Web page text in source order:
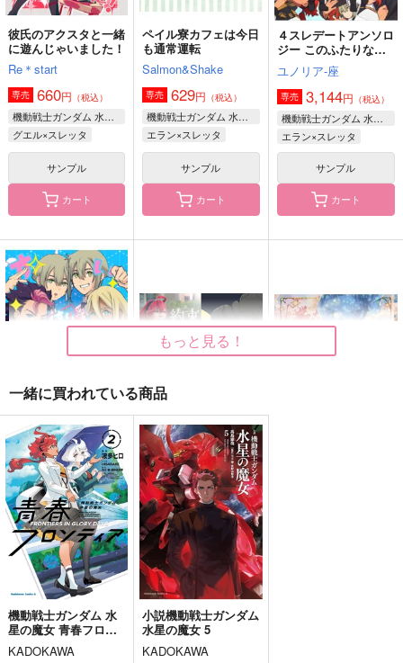
HOME
glueck glueck
2,200円（税込）
オルコット×グエル
サンプル
作品詳細
WEBLOG+α
RUN AWAY!
944 円（税込）
ラウダ×グエル
サンプル
作品詳細
バスタイム
いがぐりわんこ
504 円（税込）
ラウダ×グエル
サンプル
作品詳細
水星の魔女 グエルの
受難
ウラシマモト
330円（税込）
グエル・ジェターク
サンプル
作品詳細
制服デートしよっ！
Re＊start
629円（税込）
グエル×スレッタ
サンプル
作品詳細
カート
You and...
ふわふわパレット
専売 944円（税込）
セイカ
カート
彼氏のアクスタと一緒
に遊んじゃいました！
Re＊start
専売 660円 （税込）
機動戦士ガンダム 水星の魔女
グエル×スレッタ
サンプル
カート
ペイル寮カフェは今日
も通常運転
Salmon&Shake
専売 629円 （税込）
機動戦士ガンダム 水星の魔女
エラン×スレッタ
サンプル
カート
４スレデートアンソロ
ジー このふたりなら
どこでも
ユノリア-座
専売 3,144円 （税込）
機動戦士ガンダム 水星の魔女
エラン×スレッタ
サンプル
カート
すいせいめし
路地裏症候群
715円（税込）
機動戦士ガンダム 水星の魔女
オールキャラ
サンプル
約束
路地裏のだいこん
715円（税込）
機動戦士ガンダム 水星の魔女
エラン×スレッタ
サンプル
カート
もっと見る！
一緒に買われている商品
機動戦士ガンダム 水
星の魔女 青春フロン
ティア 2
KADOKAWA
小説機動戦士ガンダム
水星の魔女 5
KADOKAWA